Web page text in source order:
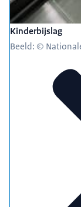
Kinderbijslag
Beeld: ©